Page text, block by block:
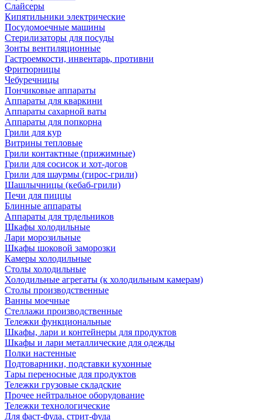
Слайсеры
Кипятильники электрические
Посудомоечные машины
Стерилизаторы для посуды
Зонты вентиляционные
Гастроемкости, инвентарь, противни
Фритюрницы
Чебуречницы
Пончиковые аппараты
Аппараты для кваркини
Аппараты сахарной ваты
Аппараты для попкорна
Грили для кур
Витрины тепловые
Грили контактные (прижимные)
Грили для сосисок и хот-догов
Грили для шаурмы (гирос-грили)
Шашлычницы (кебаб-грили)
Печи для пиццы
Блинные аппараты
Аппараты для трдельников
Шкафы холодильные
Лари морозильные
Шкафы шоковой заморозки
Камеры холодильные
Столы холодильные
Холодильные агрегаты (к холодильным камерам)
Столы производственные
Ванны моечные
Стеллажи производственные
Тележки функциональные
Шкафы, лари и контейнеры для продуктов
Шкафы и лари металлические для одежды
Полки настенные
Подтоварники, подставки кухонные
Тары переносные для продуктов
Тележки грузовые складские
Прочее нейтральное оборудование
Тележки технологические
Для фаст-фуда, стрит-фуда